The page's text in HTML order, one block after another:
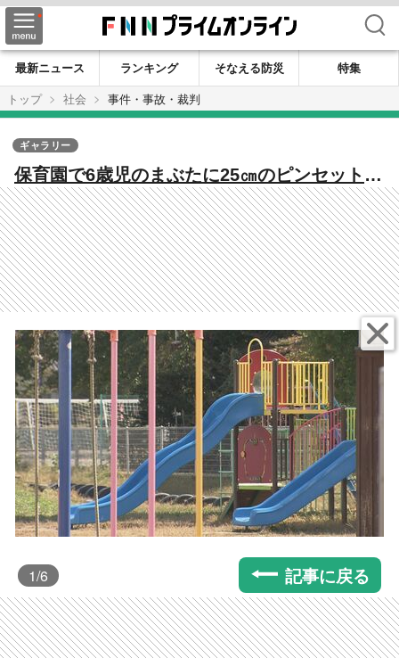
検索
最新ニュース ランキング そなえる防災
特集
トップ
社会 事件・事故・裁判
保育園で6歳児のまぶたに25㎝のピンセット刺
さる…脳内出血の大けが 検証委「使用不適
切」「職員の見守り不十分」
ギャラリー
1/6 記事に戻る